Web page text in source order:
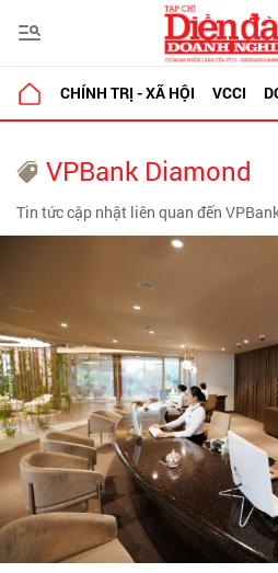
CHÍNH TRỊ - XÃ HỘI VCCI
VPBank Diamond
Tin tức cập nhật liên quan đến